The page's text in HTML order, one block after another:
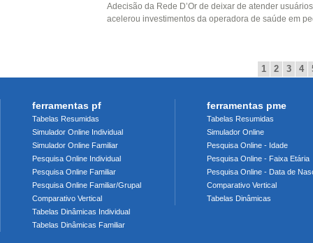
Adecisão da Rede D’Or de deixar de atender
acelerou investimentos da operadora de saúde em
1 2 3 4
ferramentas pf
Tabelas Resumidas
Simulador Online Individual
Simulador Online Familiar
Pesquisa Online Individual
Pesquisa Online Familiar
Pesquisa Online Familiar/Grupal
Comparativo Vertical
Tabelas Dinâmicas Individual
Tabelas Dinâmicas Familiar
ferramentas pme
Tabelas Resumidas
Simulador Online
Pesquisa Online - Idade
Pesquisa Online - Faixa Etária
Pesquisa Online - Data de
Comparativo Vertical
Tabelas Dinâmicas